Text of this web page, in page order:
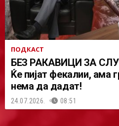
ПОДКАСТ
БЕЗ РАКАВИЦИ ЗА
Ќе пијат фекалии, ама
нема да дадат!
24.07.2026. 08:51